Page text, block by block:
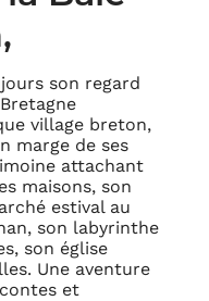
son regard
village breton,
marge de ses
attachant
maisons, son
estival au
son labyrinthe
son église
Une aventure
et